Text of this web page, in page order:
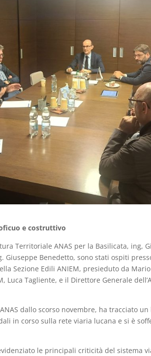
e costruttivo
Territoriale ANAS per la Basilicata, ing,
Giuseppe Benedetto, sono stati ospiti
Sezione Edili ANIEM, presieduto da
Luca Tagliente, e il Direttore Generale
dallo scorso novembre, ha tracciato
in corso sulla rete viaria lucana e si è
le principali criticità del sistema